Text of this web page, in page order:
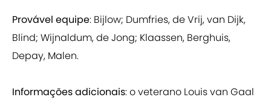
Provável equipe: Bijlow; Dumfries, de Vrij, van Dijk,
Blind; Wijnaldum, de Jong; Klaassen, Berghuis,
Depay, Malen.
Informações adicionais: o veterano Louis van Gaal